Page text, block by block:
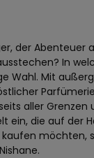
der Abenteuer
In
Wahl. Mit
aller Grenzen
die auf der
möchten,